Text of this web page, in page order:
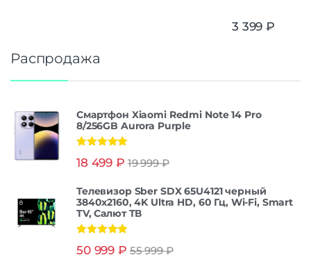
3 399 ₽
Распродажа
Смартфон Xiaomi Redmi Note 14 Pro
8/256GB Aurora Purple
из 5
18 499 ₽ 19 999₽
Телевизор Sber SDX 65U4121 черный
3840x2160, 4K Ultra HD, 60 Гц, Wi-Fi, Smart
TV, Салют ТВ
из 5
50 999 ₽ 55 999₽